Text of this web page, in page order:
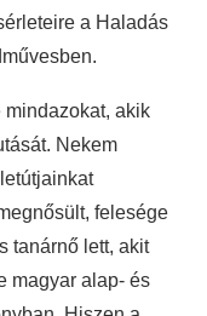
a Haladás
akik
Nekem
felesége
tanárnő lett, akit
magyar alap- és